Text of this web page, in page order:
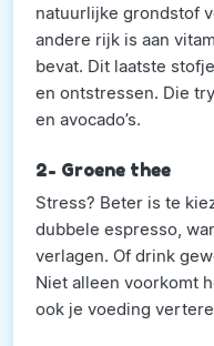
natuurlijke grondstof
andere rijk is aan
bevat. Dit laatste
en ontstressen. Die
en avocado’s.
2- Groene thee
Stress? Beter is te
dubbele espresso,
verlagen. Of drink
Niet alleen voorkomt
ook je voeding